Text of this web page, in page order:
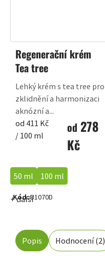
Regenerační krém
Tea tree
od 278
Kč
Měrná
cena:
od 411 Kč
/ 100 ml
Lehký krém s tea tree pro
zklidnění a harmonizaci
aknózní a...
50 ml 100 ml
+ další
Kód:B1070D
Popis Hodnocení (2)